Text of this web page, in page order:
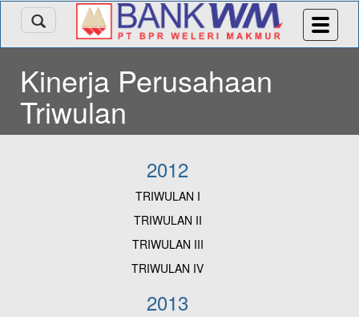
Kinerja Perusahaan
Triwulan
2012
TRIWULAN I
TRIWULAN II
TRIWULAN III
TRIWULAN IV
2013